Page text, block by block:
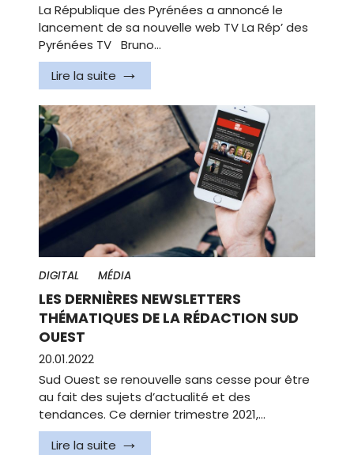
La République des Pyrénées a annoncé le
lancement de sa nouvelle web TV La Rép’ des
Pyrénées TV Bruno…
Lire la suite
DIGITAL MÉDIA
LES DERNIÈRES NEWSLETTERS
THÉMATIQUES DE LA RÉDACTION SUD
OUEST
20.01.2022
Sud Ouest se renouvelle sans cesse pour être
au fait des sujets d’actualité et des
tendances. Ce dernier trimestre 2021,…
Lire la suite